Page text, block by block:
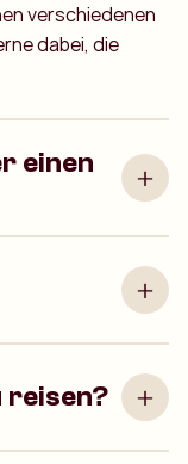
verschiedenen
dabei, die
einen
reisen?